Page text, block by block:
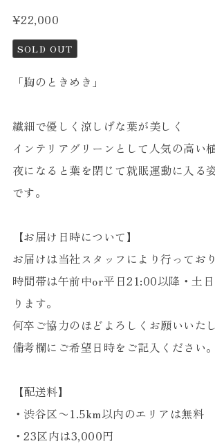
¥22,000
SOLD OUT
「胸のときめき」
繊細で優しく涼しげな葉が美しく
インテリアグリーンとして人気の高い植
夜になると葉を閉じて就眠運動に入る
です。
【お届け日時について】
お届けは当社スタッフにより行っており
時間帯は午前中or平日21:00以降・土
ります。
何卒ご協力のほどよろしくお願いいたし
備考欄にご希望日時をご記入ください。
【配送料】
・渋谷区〜1.5km以内のエリアは無料
・23区内は3,000円